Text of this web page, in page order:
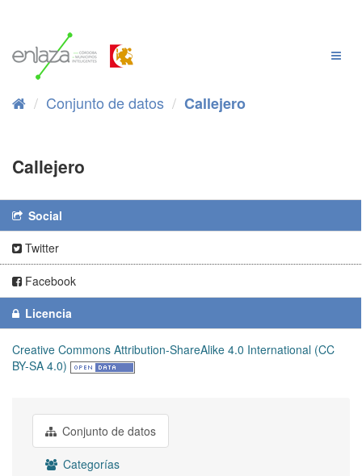
Conjunto de datos Callejero
Callejero
Social
Twitter
Facebook
Licencia
Creative Commons Attribution-ShareAlike 4.0 International (CC
BY-SA 4.0)
Conjunto de datos
Categorías